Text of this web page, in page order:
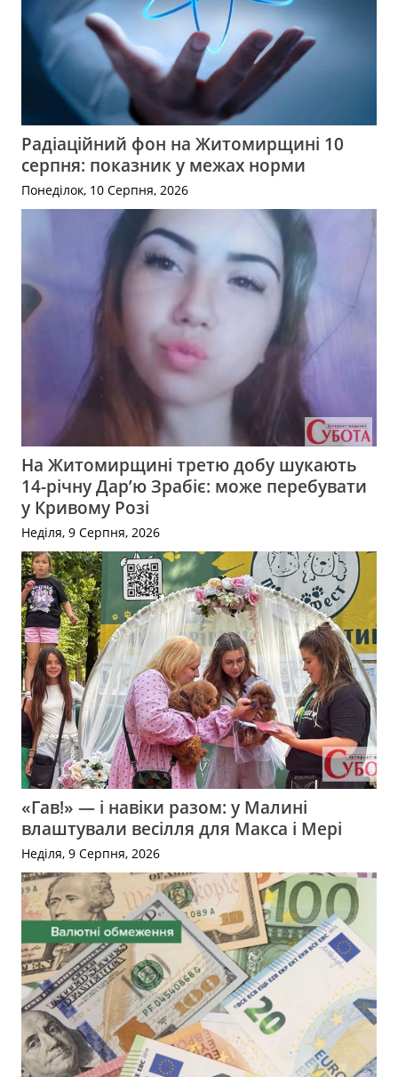
Радіаційний фон на Житомирщині 10
серпня: показник у межах норми
Понеділок, 10 Серпня, 2026
На Житомирщині третю добу шукають
14-річну Дар’ю Зрабіє: може перебувати
у Кривому Розі
Неділя, 9 Серпня, 2026
«Гав!» — і навіки разом: у Малині
влаштували весілля для Макса і Мері
Неділя, 9 Серпня, 2026